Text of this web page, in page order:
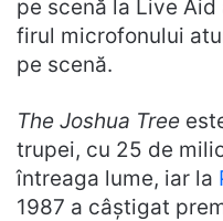
pe scenă la Live
firul microfonului
pe scenă.
The Joshua Tree
trupei, cu 25 de
întreaga lume, iar la
1987 a câștigat